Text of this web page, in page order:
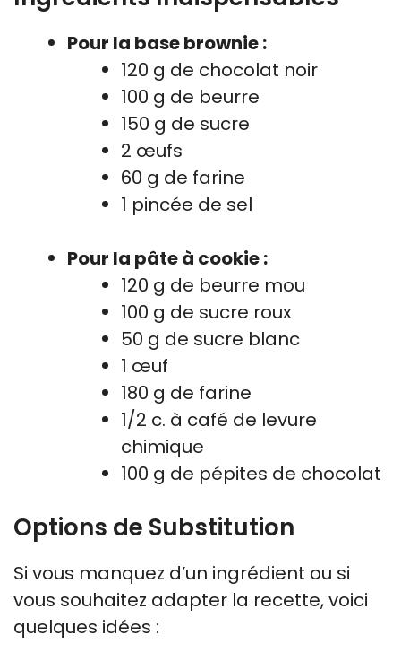
Pour la base brownie :
120 g de chocolat noir
100 g de beurre
150 g de sucre
2 œufs
60 g de farine
1 pincée de sel
Pour la pâte à cookie :
120 g de beurre mou
100 g de sucre roux
50 g de sucre blanc
1 œuf
180 g de farine
1/2 c. à café de levure
chimique
100 g de pépites de chocolat
Options de Substitution
Si vous manquez d’un ingrédient ou si
vous souhaitez adapter la recette, voici
quelques idées :